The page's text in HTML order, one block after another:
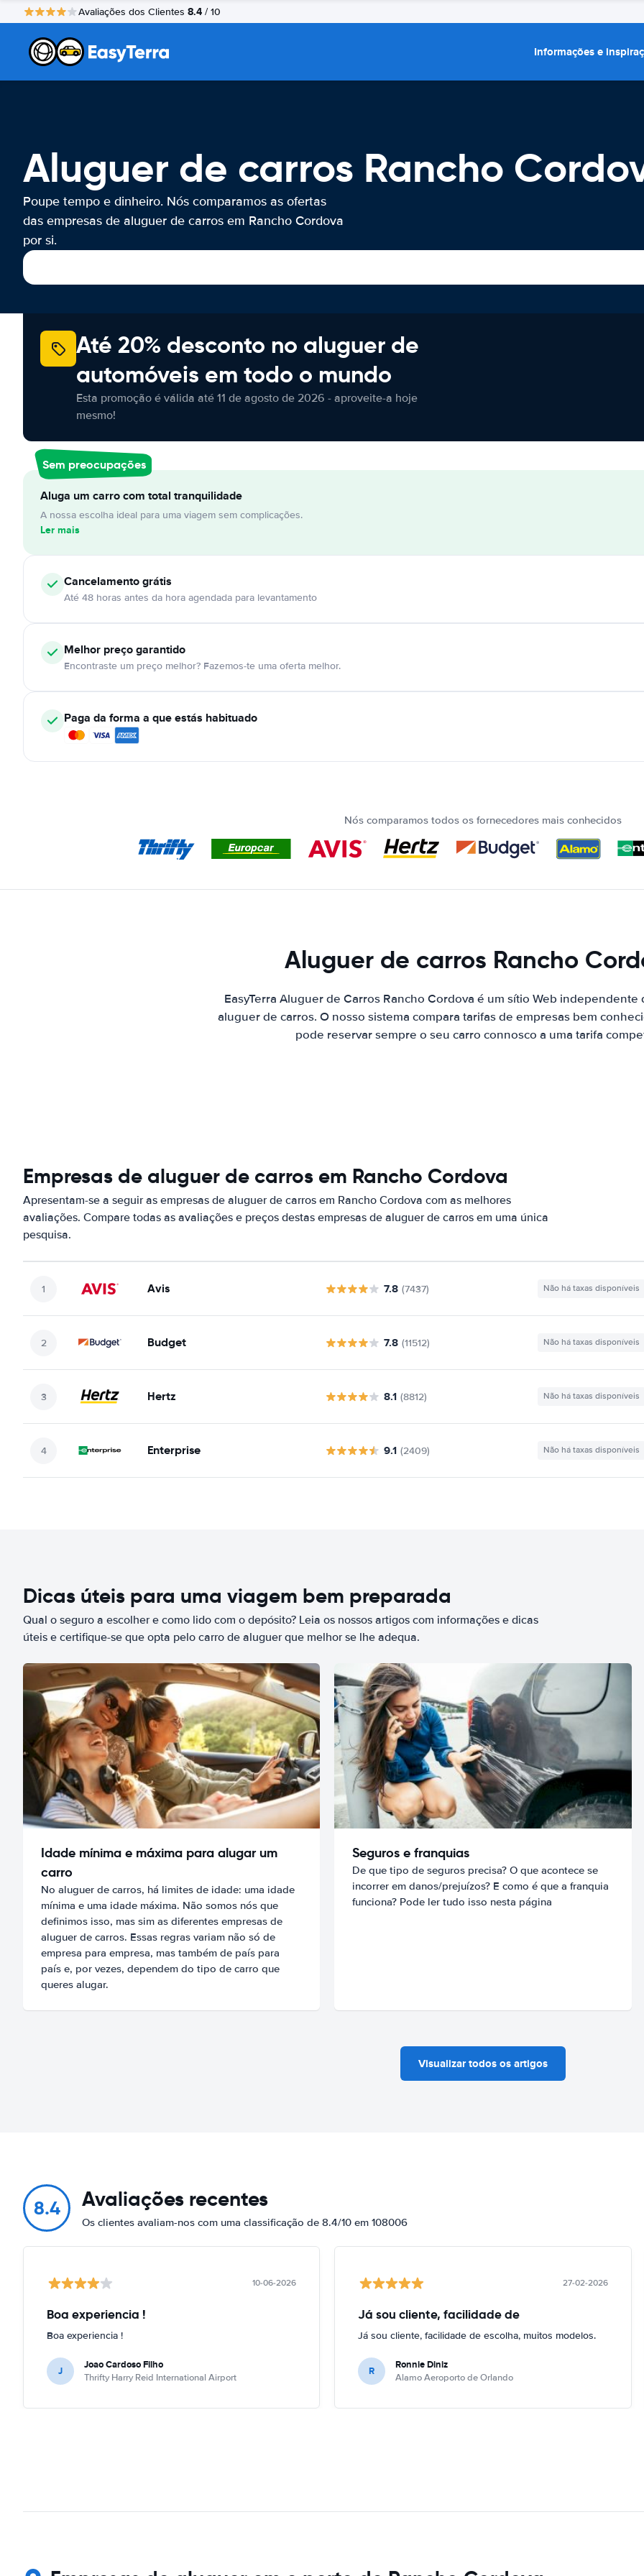
Avaliações dos Clientes 8.4 / 10
Informações e
Aluguer de carros Rancho
Poupe tempo e dinheiro. Nós comparamos as ofertas
das empresas de aluguer de carros em Rancho Cordova
por si.
Até 20% desconto no aluguer de
automóveis em todo o mundo
Esta promoção é válida até 11 de agosto de 2026 - aproveite-a hoje
mesmo!
Sem preocupações
Aluga um carro com total tranquilidade
A nossa escolha ideal para uma viagem sem complicações.
Ler mais
Cancelamentográtis
Até 48 horas antes da hora agendada para levantamento
Melhor preço garantido
Encontraste um preço melhor? Fazemos-te uma oferta melhor.
Paga da forma a que estás habituado
Nós comparamos todos os fornecedores mais conhecidos
Aluguer de carros Rancho
EasyTerra Aluguer de Carros Rancho Cordova é um sítio Web independente
aluguer de carros. O nosso sistema compara tarifas de empresas bem
pode reservar sempre o seu carro connosco a uma tarifa
Empresas de aluguer de carros em Rancho Cordova
Apresentam-se a seguir as empresas de aluguer de carros em Rancho Cordova com as melhores
avaliações. Compare todas as avaliações e preços destas empresas de aluguer de carros em uma única
pesquisa.
Avis 7.8 (7437) Não há taxas disponíveis
Budget 7.8 (11512) Não há taxas disponíveis
Hertz 8.1 (8812) Não há taxas disponíveis
Enterprise 9.1 (2409) Não há taxas disponíveis
Dicas úteis para uma viagem bem preparada
Qual o seguro a escolher e como lido com o depósito? Leia os nossos artigos com informações e dicas
úteis e certifique-se que opta pelo carro de aluguer que melhor se lhe adequa.
Idade mínima e máxima para alugar um
carro
No aluguer de carros, há limites de idade: uma idade
mínima e uma idade máxima. Não somos nós que
definimos isso, mas sim as diferentes empresas de
aluguer de carros. Essas regras variam não só de
empresa para empresa, mas também de país para
país e, por vezes, dependem do tipo de carro que
queres alugar.
Seguros e franquias
De que tipo de seguros precisa? O que acontece se
incorrer em danos/prejuízos? E como é que a franquia
funciona? Pode ler tudo isso nesta página
Visualizar todos os artigos
8.4 Avaliações recentes
Os clientes avaliam-nos com uma classificação de 8.4/10 em 108006
10-06-2026
Boa experiencia !
Boa experiencia !
J Joao Cardoso Filho
Thrifty Harry Reid International Airport
27-02-2026
Já sou cliente, facilidade de
Já sou cliente, facilidade de escolha, muitos modelos.
R Ronnie Diniz
Alamo Aeroporto de Orlando